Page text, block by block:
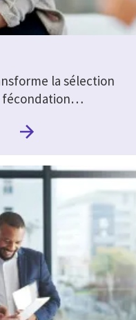
la sélection
fécondation…